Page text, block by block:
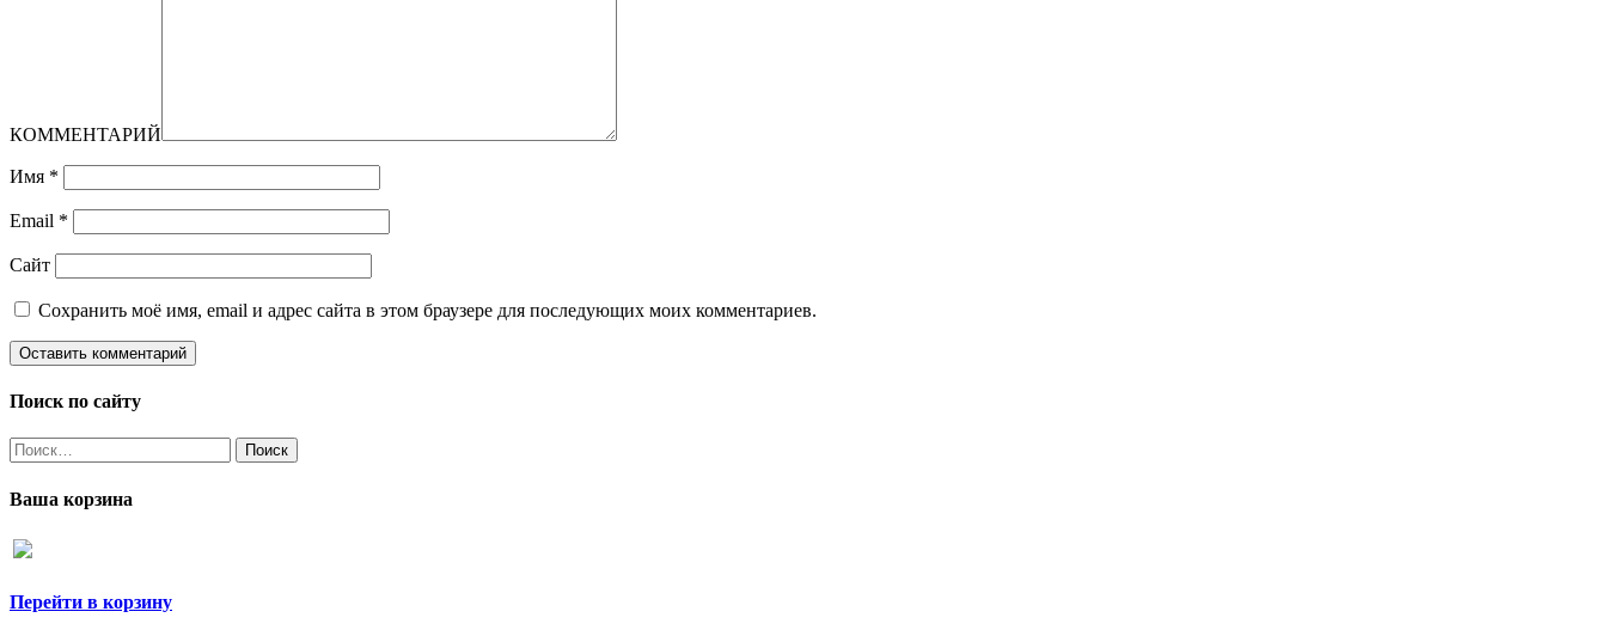
КОММЕНТАРИЙ
Имя *
Email *
Сайт
Сохранить моё имя, email и адрес сайта в этом браузере для последующих моих комментариев.
Поиск по сайту
Найти:
Ваша корзина
Перейти в корзину